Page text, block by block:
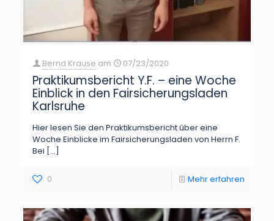
Bernd Krause am 07/23/2020
Praktikumsbericht Y.F. – eine Woche
Einblick in den Fairsicherungsladen
Karlsruhe
Hier lesen Sie den Praktikumsbericht über eine
Woche Einblicke im Fairsicherungsladen von Herrn F.
Bei […]
0 Mehr erfahren